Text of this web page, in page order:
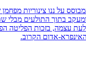
על ננו צינוריות
ומעקב בתוך התולעים
עצמה, בזכות הפליטה
האינפרא-אדום הקרוב.